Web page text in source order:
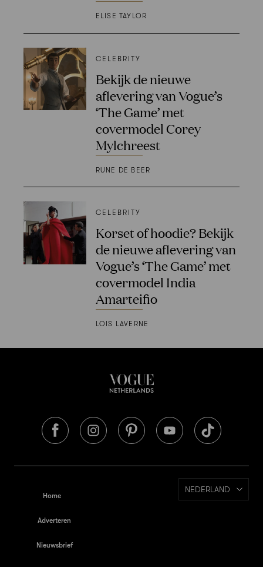
ELISE TAYLOR
CELEBRITY
Bekijk de nieuwe
aflevering van Vogue’s
‘The Game’ met
covermodel Corey
Mylchreest
RUNE DE BEER
CELEBRITY
Korset of hoodie? Bekijk
de nieuwe aflevering van
Vogue’s ‘The Game’ met
covermodel India
Amarteifio
LOIS LAVERNE
Home
Adverteren
Nieuwsbrief
NEDERLAND